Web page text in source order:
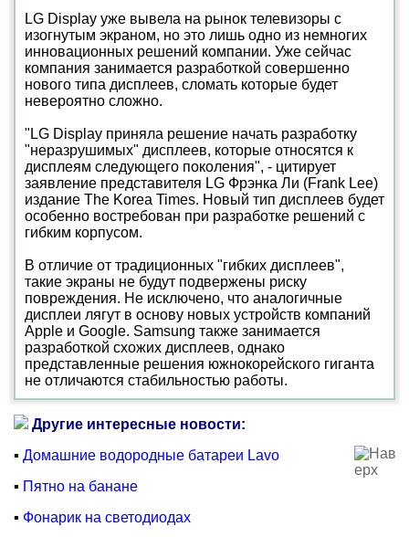
LG Display уже вывела на рынок телевизоры с
изогнутым экраном, но это лишь одно из немногих
инновационных решений компании. Уже сейчас
компания занимается разработкой совершенно
нового типа дисплеев, сломать которые будет
невероятно сложно.
"LG Display приняла решение начать разработку
"неразрушимых" дисплеев, которые относятся к
дисплеям следующего поколения", - цитирует
заявление представителя LG Фрэнка Ли (Frank Lee)
издание The Korea Times. Новый тип дисплеев будет
особенно востребован при разработке решений с
гибким корпусом.
В отличие от традиционных "гибких дисплеев",
такие экраны не будут подвержены риску
повреждения. Не исключено, что аналогичные
дисплеи лягут в основу новых устройств компаний
Apple и Google. Samsung также занимается
разработкой схожих дисплеев, однако
представленные решения южнокорейского гиганта
не отличаются стабильностью работы.
Другие интересные новости:
▪ Домашние водородные батареи Lavo
▪ Пятно на банане
▪ Фонарик на светодиодах